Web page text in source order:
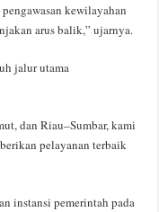
kewilayahan
arus balik,” ujarnya.
jalur utama
dan Riau–Sumbar, kami
pelayanan terbaik
instansi pemerintah pada